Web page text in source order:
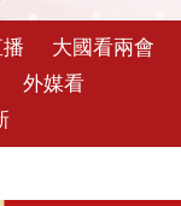
大國看兩會
外媒看